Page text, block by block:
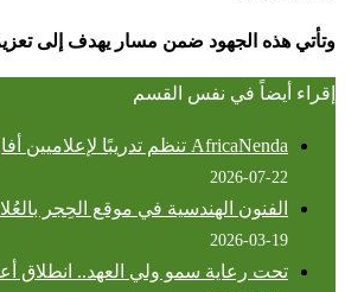
وتأتي هذه الجهود ضمن مسار يهدف إلى
إقراء أيضاً في نفس القسم
AfricaNenda تنظم تدريبًا لإعلاميين أفارقة لتعزيز التغطية الصحفية لقضايا الشمول المالي
2026-07-22
الفنون الهندسية في موقع الحِجر
2026-03-19
تحت رعاية سمو ولي العهد.. انطلاق